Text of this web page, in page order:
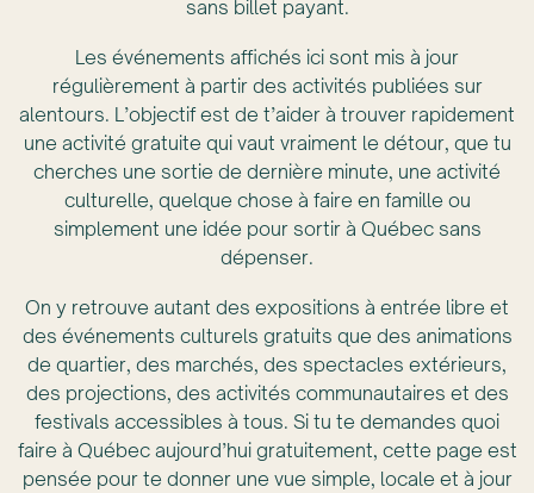
sans billet payant.
Les événements affichés ici sont mis à jour
régulièrement à partir des activités publiées sur
alentours. L’objectif est de t’aider à trouver rapidement
une activité gratuite qui vaut vraiment le détour, que tu
cherches une sortie de dernière minute, une activité
culturelle, quelque chose à faire en famille ou
simplement une idée pour sortir à Québec sans
dépenser.
On y retrouve autant des expositions à entrée libre et
des événements culturels gratuits que des animations
de quartier, des marchés, des spectacles extérieurs,
des projections, des activités communautaires et des
festivals accessibles à tous. Si tu te demandes quoi
faire à Québec aujourd’hui gratuitement, cette page est
pensée pour te donner une vue simple, locale et à jour